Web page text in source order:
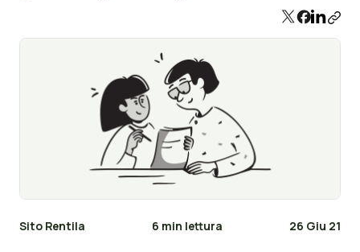
Sito Rentila 6 min lettura 26 Giu 21